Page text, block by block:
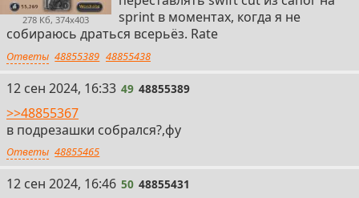
278 Кб, 374x403
sprint в моментах, когда я не
собираюсь драться всерьёз. Rate
Ответы 48855389 48855438
49
12 сен 2024, 16:33 49 48855389
>>48855367
в подрезашки собрался?,фу
Ответы 48855465
50
12 сен 2024, 16:46 50 48855431